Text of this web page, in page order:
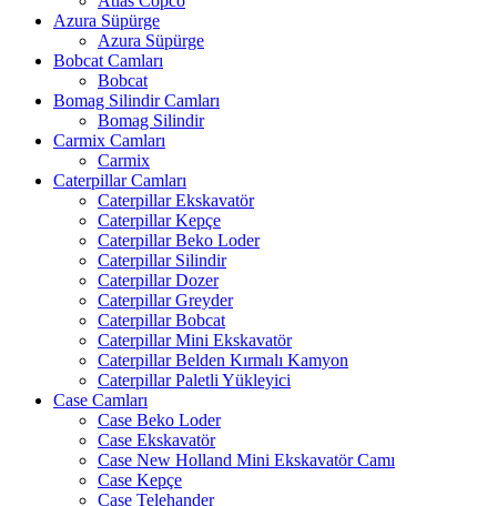
Azura Süpürge
Azura Süpürge
Bobcat Camları
Bobcat
Bomag Silindir Camları
Bomag Silindir
Carmix Camları
Carmix
Caterpillar Camları
Caterpillar Ekskavatör
Caterpillar Kepçe
Caterpillar Beko Loder
Caterpillar Silindir
Caterpillar Dozer
Caterpillar Greyder
Caterpillar Bobcat
Caterpillar Mini Ekskavatör
Caterpillar Belden Kırmalı Kamyon
Caterpillar Paletli Yükleyici
Case Camları
Case Beko Loder
Case Ekskavatör
Case New Holland Mini Ekskavatör Camı
Case Kepçe
Case Telehander